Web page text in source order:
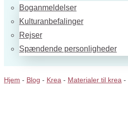
Boganmeldelser
Kulturanbefalinger
Rejser
Spændende personligheder
Hjem - Blog - Krea - Materialer til krea -